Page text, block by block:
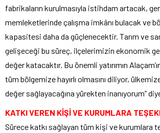
fabrikaların kurulmasıyla istihdam artacak,
memleketlerinde çalışma imkânı bulacak ve
kapasitesi daha da güçlenecektir. Tarım ve
gelişeceği bu süreç, ilçelerimizin ekonomik
değer katacaktır. Bu önemli yatırımın
tüm bölgemize hayırlı olmasını diliyor,
değer sağlayacağına yürekten inanıyorum”
KATKI VEREN KİŞİ VE KURUMLARA
Sürece katkı sağlayan tüm kişi ve kurumlara